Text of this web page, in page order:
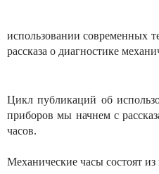
использовании современных
рассказа о диагностике
Цикл публикаций об
приборов мы начнем с
часов.
Механические часы состоят